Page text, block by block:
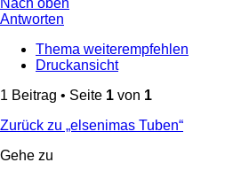
Nach oben
Antworten
Thema weiterempfehlen
Druckansicht
1 Beitrag • Seite 1 von 1
Zurück zu „elsenimas Tuben“
Gehe zu